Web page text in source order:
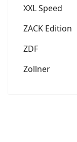
XXL Speed
ZACK Edition
ZDF
Zollner